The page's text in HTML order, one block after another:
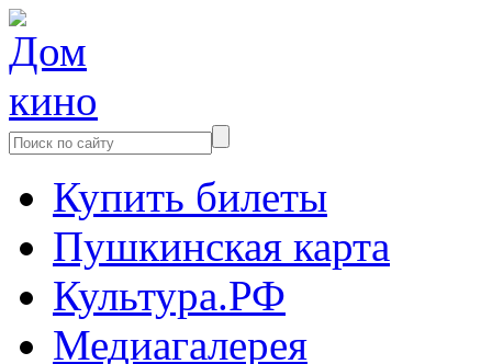
Купить билеты
Пушкинская карта
Культура.РФ
Медиагалерея